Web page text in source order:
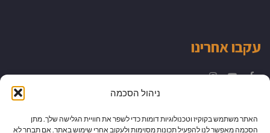
ניהול הסכמה
האתר משתמש בקוקיז וטכנולוגיות דומות כדי לשפר את חוויית הגלישה שלך. מתן
הסכמה מאפשר לנו להפעיל תכונות מסוימות ולעקוב אחרי שימוש באתר. אם תבחר לא
עקבו אחרינו